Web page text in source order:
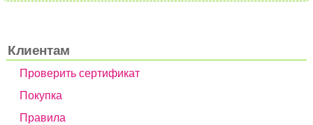
Клиентам
Проверить сертификат
Покупка
Правила